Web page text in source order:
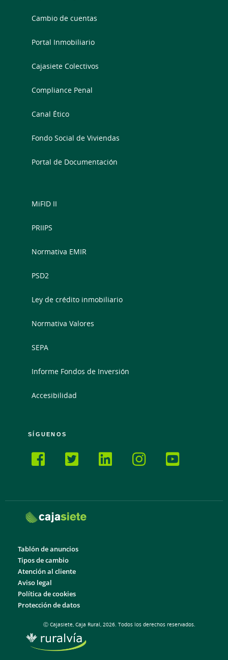
Cambio de cuentas
Portal Inmobiliario
Cajasiete Colectivos
Compliance Penal
Canal Ético
Fondo Social de Viviendas
Portal de Documentación
MiFID II
PRIIPS
Normativa EMIR
PSD2
Ley de crédito inmobiliario
Normativa Valores
SEPA
Informe Fondos de Inversión
Accesibilidad
SÍGUENOS
Tablón de anuncios
Tipos de cambio
Atención al cliente
Aviso legal
Política de cookies
Protección de datos
Ⓒ Cajasiete, Caja Rural, 2026. Todos los derechos reservados.